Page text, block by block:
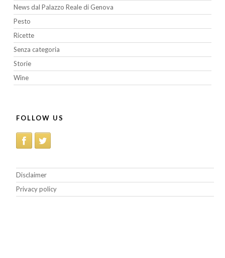
News dal Palazzo Reale di Genova
Pesto
Ricette
Senza categoria
Storie
Wine
FOLLOW US
Disclaimer
Privacy policy